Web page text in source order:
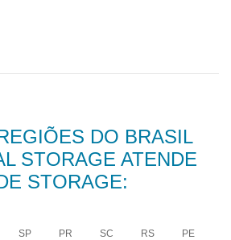
DO BRASIL
STORAGE ATENDE
STORAGE:
SP PR SC RS PE